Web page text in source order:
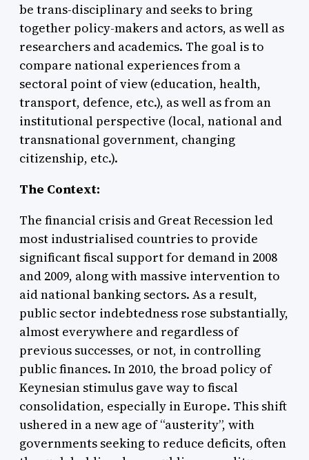
be trans-disciplinary and seeks to bring
together policy-makers and actors, as well as
researchers and academics. The goal is to
compare national experiences from a
sectoral point of view (education, health,
transport, defence, etc.), as well as from an
institutional perspective (local, national and
transnational government, changing
citizenship, etc.).
The Context:
The financial crisis and Great Recession led
most industrialised countries to provide
significant fiscal support for demand in 2008
and 2009, along with massive intervention to
aid national banking sectors. As a result,
public sector indebtedness rose substantially,
almost everywhere and regardless of
previous successes, or not, in controlling
public finances. In 2010, the broad policy of
Keynesian stimulus gave way to fiscal
consolidation, especially in Europe. This shift
ushered in a new age of “austerity”, with
governments seeking to reduce deficits, often